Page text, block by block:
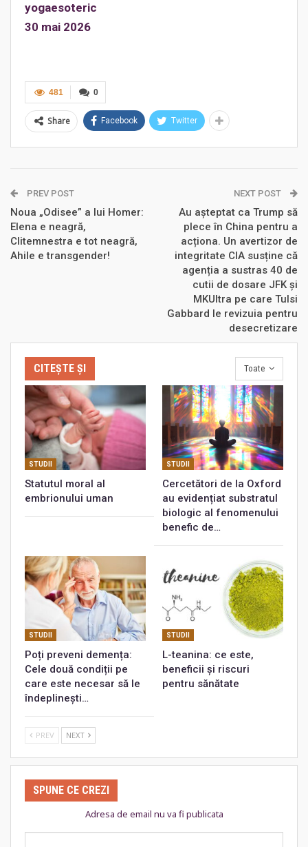
yogaesoteric
30 mai 2026
0
481
Share Facebook Twitter
PREV POST
Noua „Odisee” a lui Homer:
Elena e neagră,
Clitemnestra e tot neagră,
Ahile e transgender!
NEXT POST
Au așteptat ca Trump să
plece în China pentru a
acționa. Un avertizor de
integritate CIA susține că
agenția a sustras 40 de
cutii de dosare JFK și
MKUltra pe care Tulsi
Gabbard le revizuia pentru
desecretizare
Toate
CITEȘTE ȘI
STUDII
Statutul moral al
embrionului uman
STUDII
Cercetători de la Oxford
au evidențiat substratul
biologic al fenomenului
benefic de…
STUDII
Poți preveni demența:
Cele două condiții pe
care este necesar să le
îndeplinești…
STUDII
L-teanina: ce este,
beneficii și riscuri
pentru sănătate
PREV NEXT
SPUNE CE CREZI
Adresa de email nu va fi publicata